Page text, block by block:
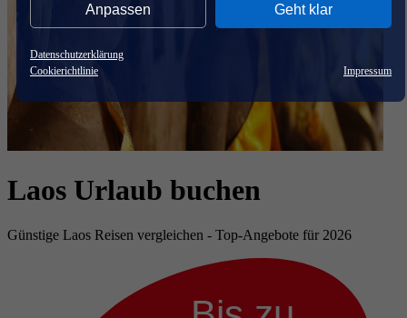
Anpassen Geht klar
Datenschutzerklärung
Cookierichtlinie
Impressum
Laos Urlaub buchen
Günstige Laos Reisen vergleichen - Top-Angebote für 2026